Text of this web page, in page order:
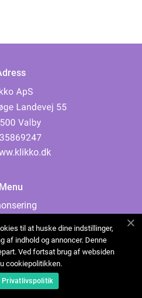
Menu
oss
til at huske dine indstillinger,
af indhold og annoncer. Denne
Ved fortsat brug af websiden
cookiepolitikken.
Privatlivspolitik